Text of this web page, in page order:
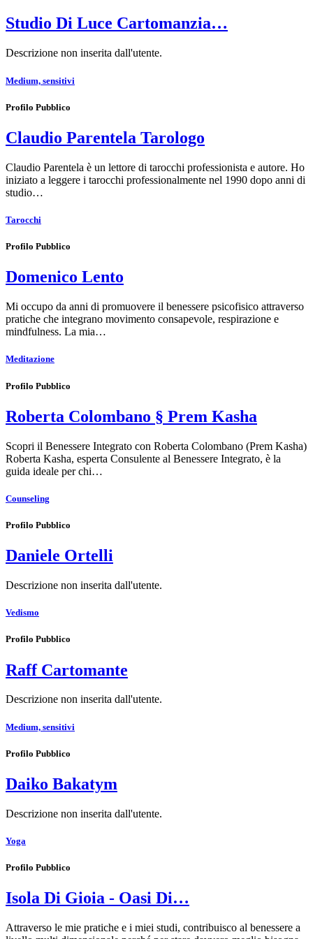
Studio Di Luce Cartomanzia…
Descrizione non inserita dall'utente.
Medium, sensitivi
Profilo Pubblico
Claudio Parentela Tarologo
Claudio Parentela è un lettore di tarocchi professionista e autore. Ho
iniziato a leggere i tarocchi professionalmente nel 1990 dopo anni di
studio…
Tarocchi
Profilo Pubblico
Domenico Lento
Mi occupo da anni di promuovere il benessere psicofisico attraverso
pratiche che integrano movimento consapevole, respirazione e
mindfulness. La mia…
Meditazione
Profilo Pubblico
Roberta Colombano § Prem Kasha
Scopri il Benessere Integrato con Roberta Colombano (Prem Kasha)
Roberta Kasha, esperta Consulente al Benessere Integrato, è la
guida ideale per chi…
Counseling
Profilo Pubblico
Daniele Ortelli
Descrizione non inserita dall'utente.
Vedismo
Profilo Pubblico
Raff Cartomante
Descrizione non inserita dall'utente.
Medium, sensitivi
Profilo Pubblico
Daiko Bakatym
Descrizione non inserita dall'utente.
Yoga
Profilo Pubblico
Isola Di Gioia - Oasi Di…
Attraverso le mie pratiche e i miei studi, contribuisco al benessere a